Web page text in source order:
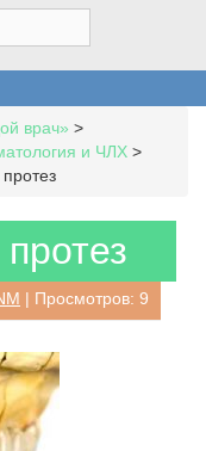
врач» >
и ЧЛХ >
| Просмотров: 9